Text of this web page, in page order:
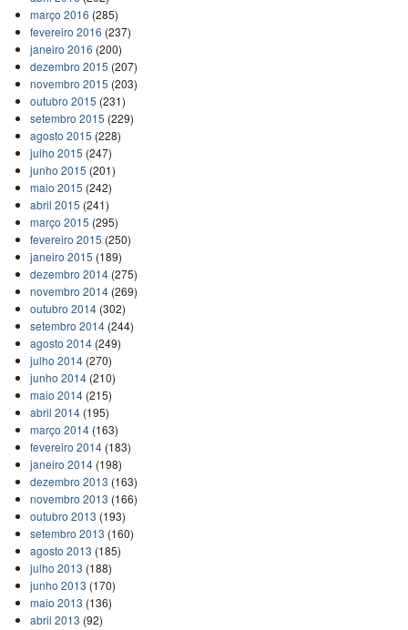
março 2016 (285)
fevereiro 2016 (237)
janeiro 2016 (200)
dezembro 2015 (207)
novembro 2015 (203)
outubro 2015 (231)
setembro 2015 (229)
agosto 2015 (228)
julho 2015 (247)
junho 2015 (201)
maio 2015 (242)
abril 2015 (241)
março 2015 (295)
fevereiro 2015 (250)
janeiro 2015 (189)
dezembro 2014(275)
novembro 2014(269)
outubro 2014(302)
setembro 2014(244)
agosto 2014(249)
julho 2014(270)
junho 2014(210)
maio 2014(215)
abril 2014(195)
março 2014(163)
fevereiro 2014(183)
janeiro 2014(198)
dezembro 2013 (163)
novembro 2013 (166)
outubro 2013 (193)
setembro 2013 (160)
agosto 2013 (185)
julho 2013 (188)
junho 2013 (170)
maio 2013 (136)
abril 2013 (92)